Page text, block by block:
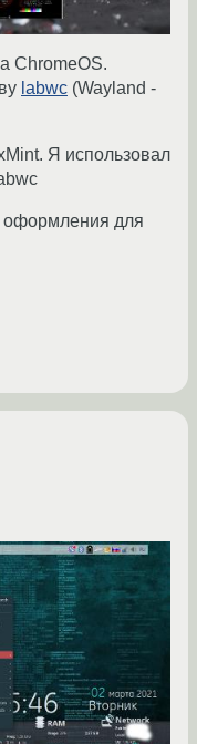
ChromeOS.
labwc (Wayland -
Я использовал
оформления для